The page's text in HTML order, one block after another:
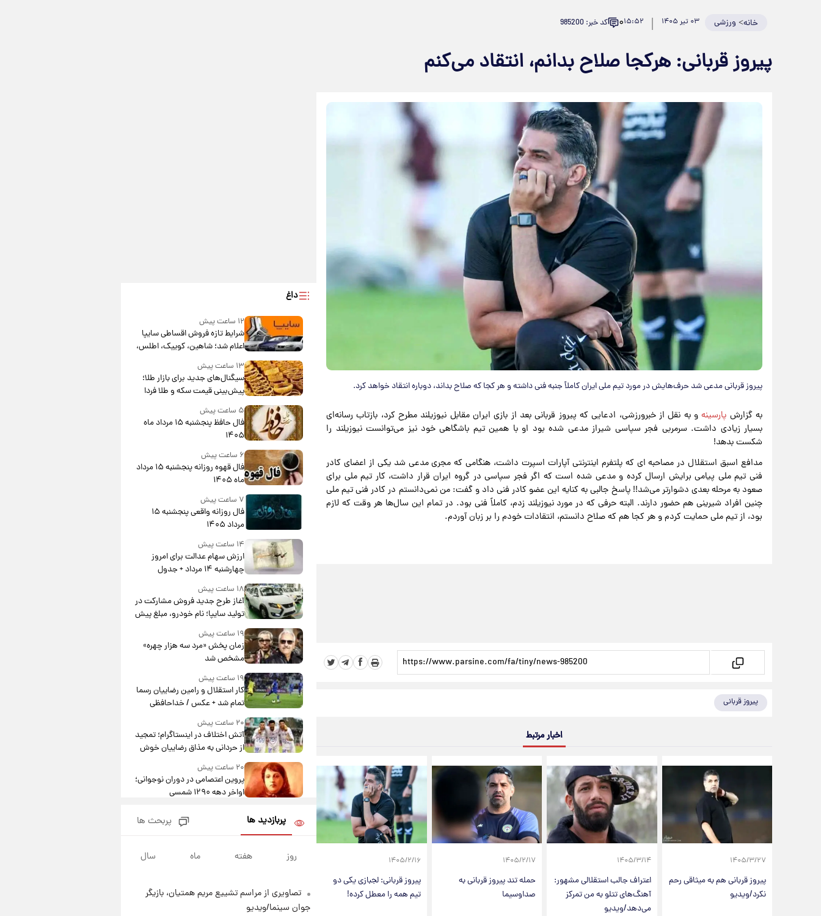
خانه> ورزشی ۰۳ تیر ۱۴۰۵ ۱۵:۵۲۰ کد خبر: 985200
پیروز قربانی: هرکجا صلاح بدانم، انتقاد می‌کنم
پیروز قربانی مدعی شد حرف‌هایش در مورد تیم ملی ایران کاملاً جنبه فنی داشته و هر کجا که صلاح بداند، دوباره انتقاد خواهد کرد.
به گزارش پارسینهو به نقل از خبرورزشی، ادعایی که پیروز قربانی بعد از بازی ایران مقابل نیوزیلند مطرح کرد، بازتاب رسانه‌ای
بسیار زیادی داشت. سرمربی فجر سپاسی شیراز مدعی شده بود او با همین تیم باشگاهی خود نیز می‌توانست نیوزیلند را
شکست بدهد!
مدافع اسبق استقلال در مصاحبه ای که پلتفرم اینترنتی آپارات اسپرت داشت، هنگامی که مجری مدعی شد یکی از اعضای کادر
فنی تیم ملی پیامی برایش ارسال کرده و مدعی شده است که اگر فجر سپاسی در گروه ایران قرار داشت، کار تیم ملی برای
صعود به مرحله بعدی دشوارتر می‌شد!! پاسخ جالبی به کنایه این عضو کادر فنی داد و گفت: من نمی‌دانستم در کادر فنی تیم ملی
چنین افراد شیرینی هم حضور دارند. البته حرفی که در مورد نیوزیلند زدم، کاملاً فنی بود. در تمام این سال‌ها هر وقت که لازم
بود، از تیم ملی حمایت کردم و هر کجا هم که صلاح دانستم، انتقادات خودم را بر زبان آوردم.
پیروز قربانی
اخبار مرتبط
۱۴۰۵/۳/۲۷
پیروز قربانی هم به میثاقی رحم
نکرد/ویدیو
۱۴۰۵/۳/۱۴
اعتراف جالب استقلالی مشهور:
آهنگ‌های تتلو به من تمرکز
می‌دهد/ویدیو
۱۴۰۵/۲/۱۷
حمله تند پیروز قربانی به
صداوسیما
۱۴۰۵/۲/۱۶
پیروز قربانی: لجبازی یکی دو
تیم همه را معطل کرده!
داغ
۱۲ ساعت پیش
شرایط تازه فروش اقساطی سایپا
اعلام شد؛ شاهین، کوییک، اطلس،
سهند و ساینا با اقساط بلندمدت +
جدول۱۳ ساعت پیش
سیگنال‌های جدید برای بازار طلا؛
پیش‌بینی قیمت سکه و طلا فردا
۵ ساعت پیش
فال حافظ پنجشنبه ۱۵ مرداد ماه
۱۴۰۵
۶ ساعت پیش
فال قهوه روزانه پنجشنبه ۱۵ مرداد
ماه ۱۴۰۵
۷ ساعت پیش
فال روزانه واقعی پنجشنبه ۱۵
مرداد ۱۴۰۵
۱۴ ساعت پیش
ارزش سهام عدالت برای امروز
چهارشنبه ۱۴ مرداد + جدول
۱۸ ساعت پیش
آغاز طرح جدید فروش مشارکت در
تولید سایپا؛ نام خودرو، مبلغ پیش
پرداخت و زمان تحویل | سود
مشارکت چند درصد است؟
۱۹ ساعت پیش
زمان پخش «مرد سه هزار چهره»
مشخص شد
۱۹ ساعت پیش
کار استقلال و رامین رضاییان رسما
تمام شد + عکس / خداحافظی
۲۰ ساعت پیش
آتش اختلاف در اینستاگرام؛ تمجید
از حردانی به مذاق رضاییان خوش
۲۰ ساعت پیش
پروین اعتصامی در دوران نوجوانی؛
اواخر دهه ۱۲۹۰ شمسی
قدرت‌نمایی نظامی چین؛ بمب‌افکن
حامل موشک هسته‌ای در آسمان
۲۱ ساعت پیش
۲۳ ساعت پیش
پربازدید ها پربحث ها
روز هفته ماه سال
تصاویری از مراسم تشییع مریم همتیان، بازیگر
جوان سینما/ویدیو